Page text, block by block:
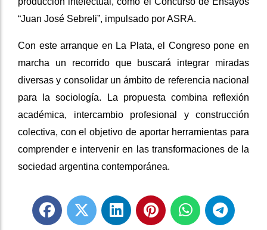
“Juan José Sebreli”, impulsado por ASRA.
Con este arranque en La Plata, el Congreso pone en
marcha un recorrido que buscará integrar miradas
diversas y consolidar un ámbito de referencia nacional
para la sociología. La propuesta combina reflexión
académica, intercambio profesional y construcción
colectiva, con el objetivo de aportar herramientas para
comprender e intervenir en las transformaciones de la
sociedad argentina contemporánea.